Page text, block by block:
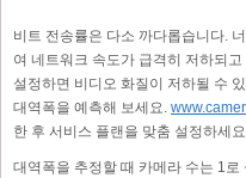
비트 전송률은 다소 까다롭습니다.
여 네트워크 속도가 급격히 저하되
설정하면 비디오 화질이 저하될 수
대역폭을 예측해 보세요.
한 후 서비스 플랜을 맞춤 설정하세
대역폭을 추정할 때 카메라 수는 1로